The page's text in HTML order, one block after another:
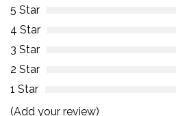
5 Star
4 Star
3 Star
2 Star
1 Star
(Add your review)